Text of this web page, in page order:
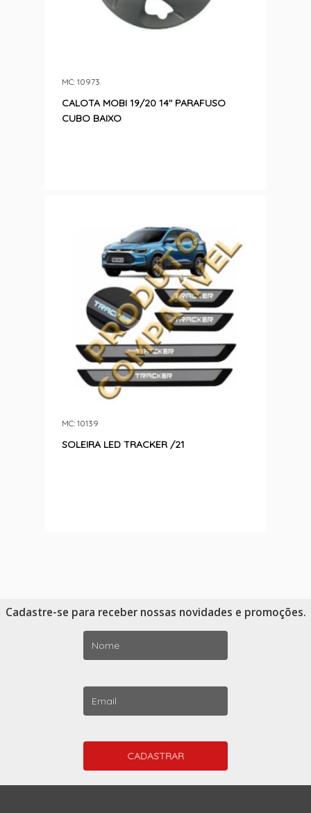
CALOTA MOBI 19/20 14″ PARAFUSO
CUBO BAIXO
MC: 10973
SOLEIRA LED TRACKER /21
MC: 10139
Cadastre-se para receber nossas novidades e promoções.